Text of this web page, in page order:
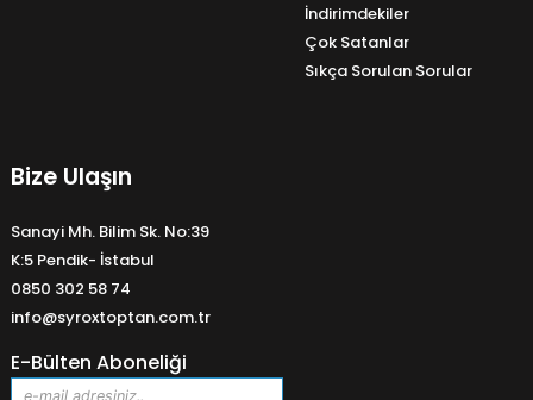
İndirimdekiler
Çok Satanlar
Sıkça Sorulan Sorular
Bize Ulaşın
Sanayi Mh. Bilim Sk. No:39
K:5 Pendik- İstabul
0850 302 58 74
info@syroxtoptan.com.tr
E-Bülten Aboneliği